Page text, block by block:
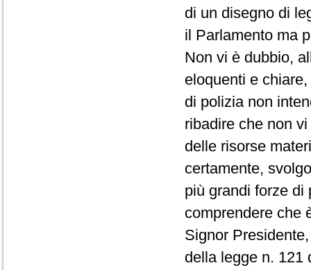
di un disegno di
il Parlamento ma
Non vi è dubbio,
eloquenti e
di polizia non
ribadire che non
delle risorse
certamente,
più grandi forze di
comprendere che
Signor
della legge n. 121